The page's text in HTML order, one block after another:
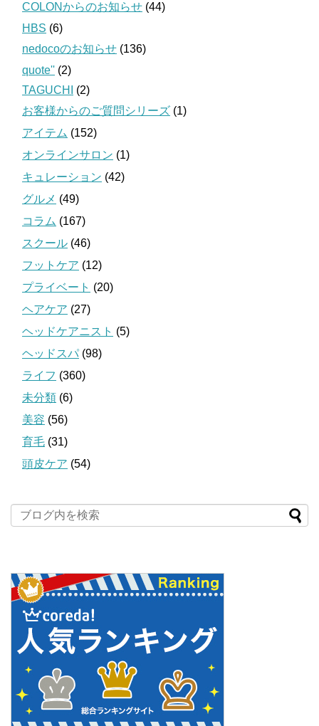
COLONからのお知らせ (44)
HBS (6)
nedocoのお知らせ (136)
quote'' (2)
TAGUCHI
(2)
お客様からのご質問シリーズ (1)
アイテム (152)
オンラインサロン (1)
キュレーション (42)
グルメ (49)
コラム (167)
スクール (46)
フットケア (12)
プライベート (20)
ヘアケア (27)
ヘッドケアニスト (5)
ヘッドスパ (98)
ライフ (360)
未分類 (6)
美容 (56)
育毛 (31)
頭皮ケア (54)